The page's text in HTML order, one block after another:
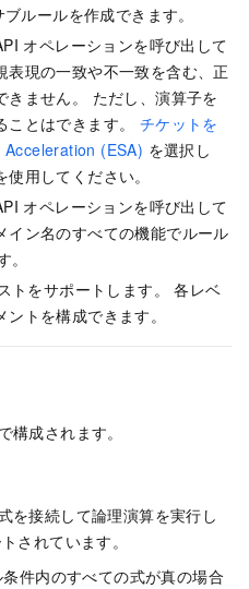
ルールを作成できます。
オペレーションを呼び出して
表現の一致や不一致を含む、正
ません。 ただし、演算子を
とはできます。 チケットを
(ESA) を選択し
用してください。
オペレーションを呼び出して
イン名のすべての機能でルール
トをサポートします。 各レベ
トを構成できます。
構成されます。
を接続して論理演算を実行し
されています。
件内のすべての式が真の場合